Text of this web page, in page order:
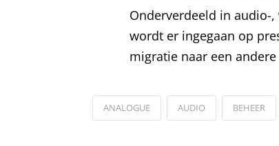
Onderverdeeld in audio-
wordt er ingegaan op
migratie naar een
ANALOGUE AUDIO BEHEER